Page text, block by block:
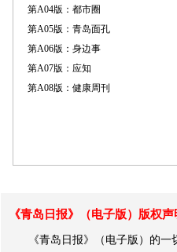
第A04版：都市圈
第A05版：青岛面孔
第A06版：身边事
第A07版：应知
第A08版：健康周刊
《青岛日报》（电子版）版权声
《青岛日报》（电子版）的